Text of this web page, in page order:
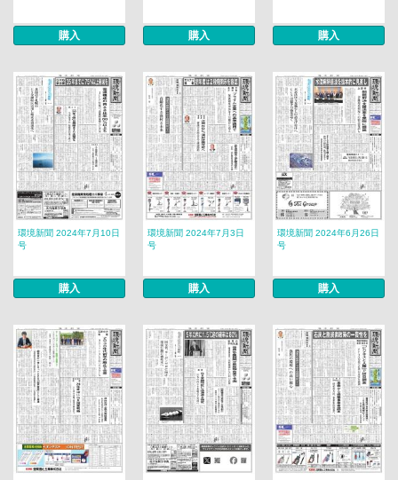
購入 購入 購入
環境新聞 2024年7月10日
号
購入
環境新聞 2024年7月3日
号
購入
環境新聞 2024年6月26日
号
購入